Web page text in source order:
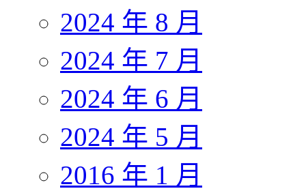
2024 年 8 月
2024 年 7 月
2024 年 6 月
2024 年 5 月
2016 年 1 月